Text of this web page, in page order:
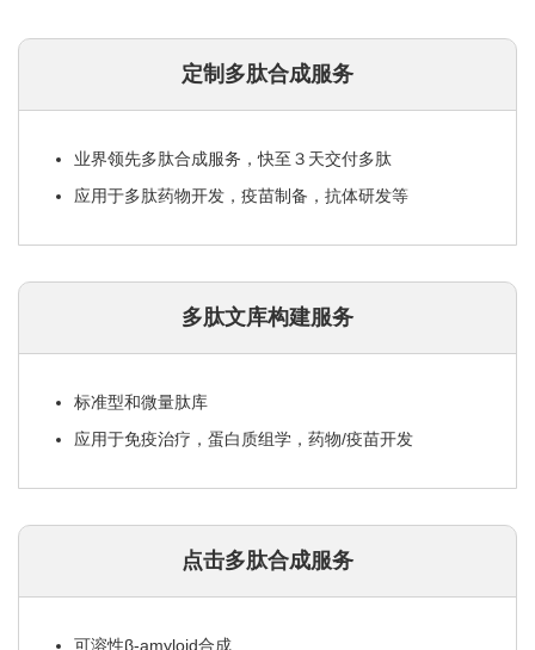
定制多肽合成服务
业界领先多肽合成服务，快至３天交付多肽
应用于多肽药物开发，疫苗制备，抗体研发等
多肽文库构建服务
标准型和微量肽库
应用于免疫治疗，蛋白质组学，药物/疫苗开发
点击多肽合成服务
可溶性β-amyloid合成